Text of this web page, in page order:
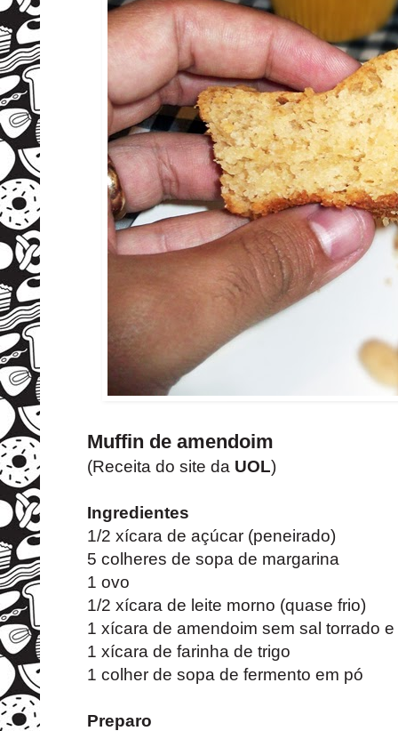
Muffin de amendoim
(Receita do site da UOL)
Ingredientes
1/2 xícara de açúcar (peneirado)
5 colheres de sopa de margarina
1 ovo
1/2 xícara de leite morno (quase frio)
1 xícara de amendoim sem sal torrado
1 xícara de farinha de trigo
1 colher de sopa de fermento em pó
Preparo